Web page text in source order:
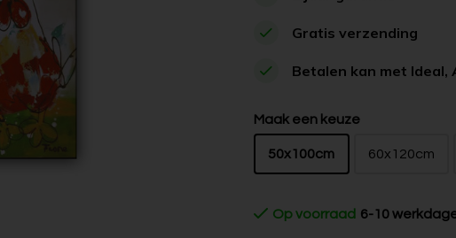
Gratis verzending
Betalen kan met Ideal,
Maak een keuze
50x100cm 60x120cm
Op voorraad 6-10